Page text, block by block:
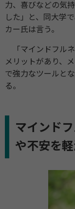
力、喜びなどの気
した」と、同大学
カー氏は言う。
「マインドフル
メリットがあり、
で強力なツールと
る。
マインド
や不安を